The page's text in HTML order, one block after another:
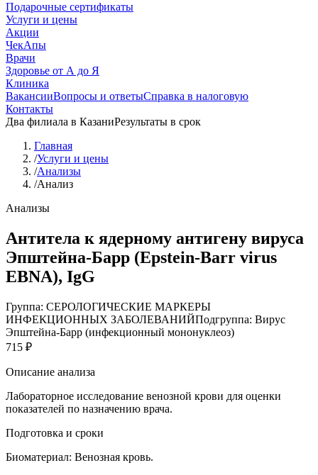
Подарочные сертификаты
Услуги и цены
Акции
ЧекАпы
Врачи
Здоровье от А до Я
Клиника
ВакансииВопросы и ответыСправка в налоговую
Контакты
Два филиала в КазаниРезультаты в срок
Главная
/Услуги и цены
/Анализы
/Анализ
Анализы
Антитела к ядерному антигену вируса
Эпштейна-Барр (Epstein-Barr virus
EBNA), IgG
Группа: СЕРОЛОГИЧЕСКИЕ МАРКЕРЫ
ИНФЕКЦИОННЫХ ЗАБОЛЕВАНИЙПодгруппа: Вирус
Эпштейна-Барр (инфекционный мононуклеоз)
715 ₽
Описание анализа
Лабораторное исследование венозной крови для оценки
показателей по назначению врача.
Подготовка и сроки
Биоматериал: Венозная кровь.